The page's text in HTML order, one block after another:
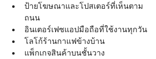
ป้ายโฆษณาและโปสเตอร์ที่เห็นตาม
ถนน
อินเตอร์เฟซแอปมือถือที่ใช้งานทุกวัน
โลโก้ร้านกาแฟข้างบ้าน
แพ็กเกจสินค้าบนชั้นวาง